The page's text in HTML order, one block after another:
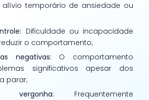
temporário de ansiedade ou
Dificuldade ou incapacidade
o comportamento;
negativas: O comportamento
significativos apesar dos
parar;
Frequentemente